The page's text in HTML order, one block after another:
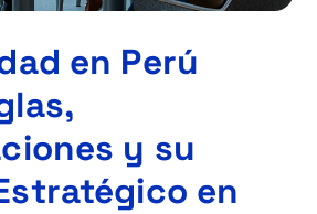
en Perú
y su
en